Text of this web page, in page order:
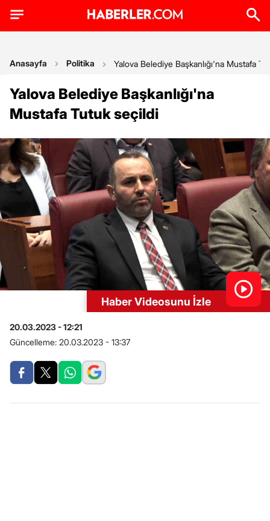
Anasayfa Politika Yalova Belediye Başkanlığı'na Mustafa
Yalova Belediye Başkanlığı'na
Mustafa Tutuk seçildi
Haber Videosunu İzle
20.03.2023 - 12:21
Güncelleme: 20.03.2023 - 13:37